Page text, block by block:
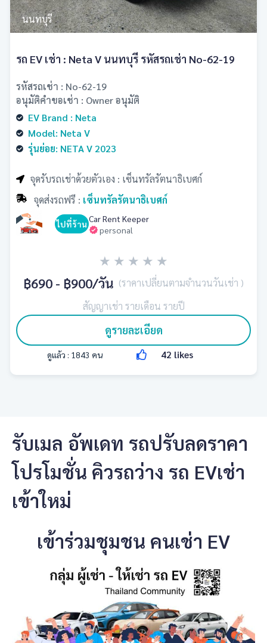
นนทบุรี
รถ EV เช่า : Neta V นนทบุรี รหัสรถเช่า No-62-19
รหัสรถเช่า : No-62-19
อนุมัติคำขอเช่า : Owner อนุมัติ
EV Brand : Neta
Model: Neta V
รุ่นย่อย: NETA V 2023
จุดรับรถเช่าด้วยตัวเอง : เซ็นทรัลรัตนาธิเบศก์
จุดส่งรถฟรี : เซ็นทรัลรัตนาธิเบศก์
ไปที่ร้าน
personal
Car Rent Keeper
฿690 - ฿900/วัน (ราคาเปลี่ยนตามจำนวนวันเช่า )
สัญญาเช่า รายเดือน รายปี
★ ★ ★ ★ ★
ดูรายละเอียด
ดูแล้ว : 1843 คน 42 likes
รับเมล อัพเดท รถปรับลดราคา
โปรโมชั่น คิวรถว่าง รถ EVเช่า
เข้าใหม่
เข้าร่วมชุมชน คนเช่า EV